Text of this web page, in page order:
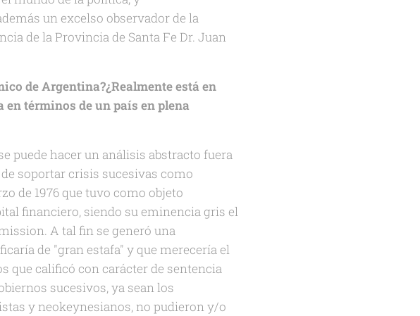
un excelso observador de la
de la Provincia de Santa Fe Dr. Juan
de Argentina?¿Realmente está en
términos de un país en plena
puede hacer un análisis abstracto fuera
soportar crisis sucesivas como
de 1976 que tuvo como objeto
financiero, siendo su eminencia gris el
A tal fin se generó una
de "gran estafa" y que merecería el
que calificó con carácter de sentencia
sucesivos, ya sean los
y neokeynesianos, no pudieron y/o